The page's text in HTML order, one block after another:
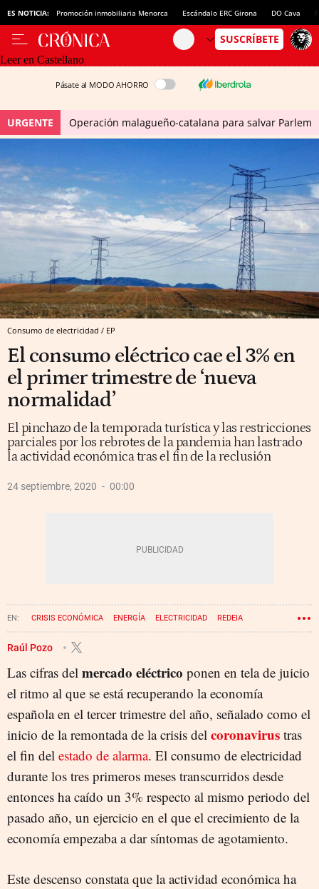
ES NOTICIA: Promoción inmobiliaria Menorca Escándalo ERC Girona DO Cava
Leer en Castellano
Pásate al MODO AHORRO
URGENTE Operación malagueño-catalana para salvar Parlem
Consumo de electricidad / EP
El consumo eléctrico cae el 3% en
el primer trimestre de ‘nueva
normalidad’
El pinchazo de la temporada turística y las restricciones
parciales por los rebrotes de la pandemia han lastrado
la actividad económica tras el fin de la reclusión
24 septiembre, 2020 00:00
CRISIS ECONÓMICA ENERGÍA ELECTRICIDAD REDEIA
Raúl Pozo
Las cifras del mercado eléctrico ponen en tela de juicio
el ritmo al que se está recuperando la economía
española en el tercer trimestre del año, señalado como el
inicio de la remontada de la crisis del coronavirus tras
el fin del estado de alarma. El consumo de electricidad
durante los tres primeros meses transcurridos desde
entonces ha caído un 3% respecto al mismo periodo del
pasado año, un ejercicio en el que el crecimiento de la
economía empezaba a dar síntomas de agotamiento.
Este descenso constata que la actividad económica ha